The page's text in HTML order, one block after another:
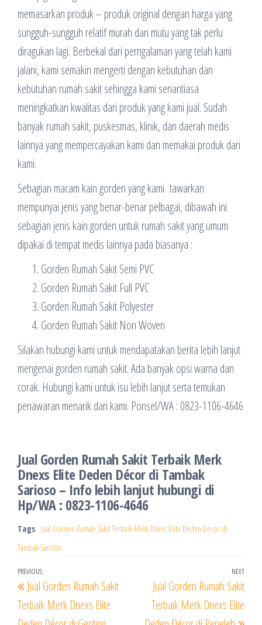
memasarkan produk – produk original dengan harga yang
sungguh-sungguh relatif murah dan mutu yang tak perlu
diragukan lagi. Berbekal dari perngalaman yang telah kami
jalani, kami semakin mengerti dengan kebutuhan dan
kebutuhan rumah sakit sehingga kami senantiasa
meningkatkan kwalitas dari produk yang kami jual. Sudah
banyak rumah sakit, puskesmas, klinik, dan daerah medis
lainnya yang mempercayakan kami dan memakai produk dari
kami.
Sebagian macam kain gorden yang kami tawarkan
mempunyai jenis yang benar-benar pelbagai, dibawah ini
sebagian jenis kain gorden untuk rumah sakit yang umum
dipakai di tempat medis lainnya pada biasanya :
Gorden Rumah Sakit Semi PVC
Gorden Rumah Sakit Full PVC
Gorden Rumah Sakit Polyester
Gorden Rumah Sakit Non Woven
Silakan hubungi kami untuk mendapatakan berita lebih lanjut
mengenai gorden rumah sakit. Ada banyak opsi warna dan
corak. Hubungi kami untuk isu lebih lanjut serta temukan
penawaran menarik dari kami. Ponsel/WA : 0823-1106-4646
Jual Gorden Rumah Sakit Terbaik Merk
Dnexs Elite Deden Décor di Tambak
Sarioso – Info lebih lanjut hubungi di
Hp/WA : 0823-1106-4646
Tags Jual Gorden Rumah Sakit Terbaik Merk Dnexs Elite Deden Décor di
Tambak Sarioso
Navigasi
pos
Previous
Post
PREVIOUS
Jual Gorden Rumah Sakit
Terbaik Merk Dnexs Elite
Next
Post
NEXT
Jual Gorden Rumah Sakit
Terbaik Merk Dnexs Elite